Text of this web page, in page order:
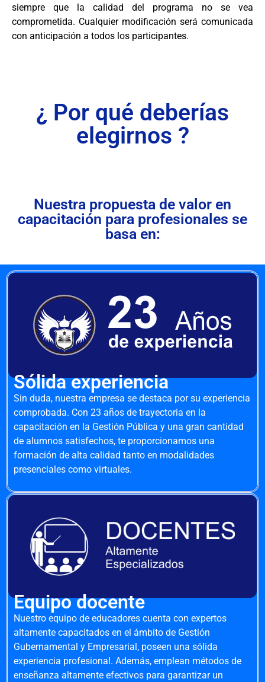
siempre que la calidad del programa no se vea
comprometida. Cualquier modificación será comunicada
con anticipación a todos los participantes.
¿ Por qué deberías
elegirnos ?
Nuestra propuesta de valor en
capacitación para profesionales se
basa en:
Sólida experiencia
Sin duda, nuestra empresa se destaca por su experiencia
comprobada. Con 23 años de trayectoria en la
capacitación en la Gestión Pública y una gran cantidad
de alumnos satisfechos, te proporcionamos una
formación de alta calidad tanto en modalidades
presenciales como virtuales.
Equipo docente
Nuestro equipo de educadores cuenta con expertos
altamente capacitados en el ámbito de Gestión
Gubernamental y Empresarial, poseen una sólida
experiencia profesional. Además, emplean métodos de
enseñanza altamente efectivos para garantizar un